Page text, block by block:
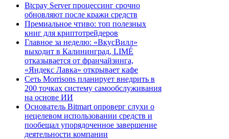
Btcpay Server процессинг срочно
обновляют после кражи средств
Премиальное чтиво: топ полезных
книг для криптотрейдеров
Главное за неделю: «ВкусВилл»
выходит в Калининград, LIMÉ
отказывается от франчайзинга,
«Яндекс Лавка» открывает кафе
Сеть Morrisons планирует внедрить в
200 точках систему самообслуживания
на основе ИИ
Основатель Bitmart опроверг слухи о
нецелевом использовании средств и
пообещал упорядоченное завершение
деятельности компании